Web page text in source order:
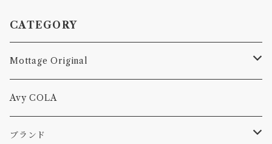
CATEGORY
Mottage Original
Tシャツ
キャップ、ニット
Avy COLA
ブランド